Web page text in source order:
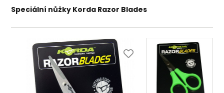
Speciální nůžky Korda Razor Blades